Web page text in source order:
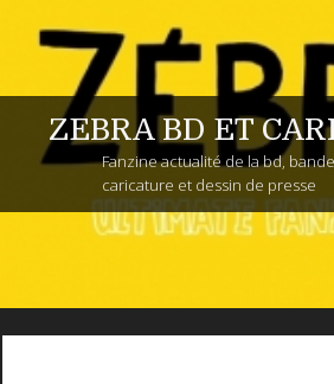
ZEBRA BD ET
Fanzine actualité de la bd,
caricature et dessin de presse